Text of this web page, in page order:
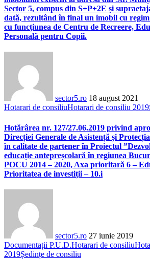
Sector 5, compus din S+P+2E și
dată, rezultând în final un imobil cu
cu funcțiunea de Centru de Recreere,
Personală pentru Copii.
sector5.ro 18 august 2021
Hotarari de consiliuHotarari de consiliu 2019
Hotărârea nr. 127/27.06.2019 privind
Direcției Generale de Asistență și
în calitate de partener în Proiectul
educație antepreșcolară în regiunea
POCU 2014 – 2020, Axa prioritară 6 –
Prioritatea de investiții – 10.i
sector5.ro 27 iunie 2019
Documentații P.U.D.Hotarari de consiliu
2019Ședințe de consiliu